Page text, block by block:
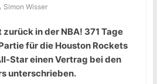
Simon Wisser
in der NBA! 371 Tage
für die Houston Rockets
Star einen Vertrag bei den
unterschrieben.